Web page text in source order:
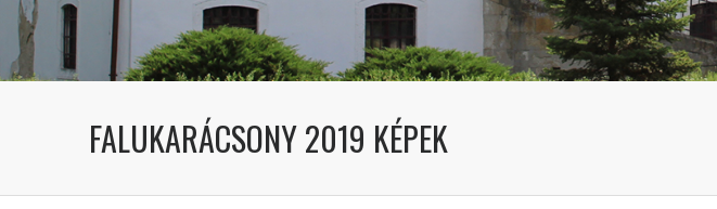
FALUKARÁCSONY 2019 KÉPEK